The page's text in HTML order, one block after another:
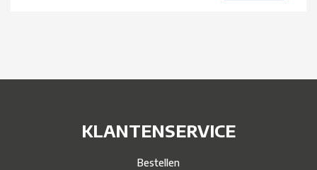
KLANTENSERVICE
Bestellen